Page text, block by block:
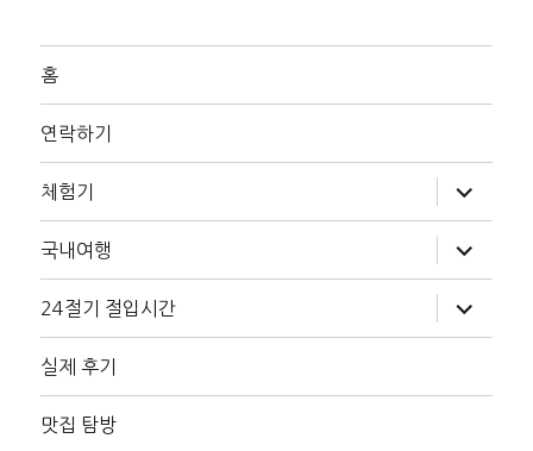
홈
연락하기
체험기
위
메
확
장
국내여행
위
메
확
장
24절기 절입시간
위
메
장
실제 후기
맛집 탐방